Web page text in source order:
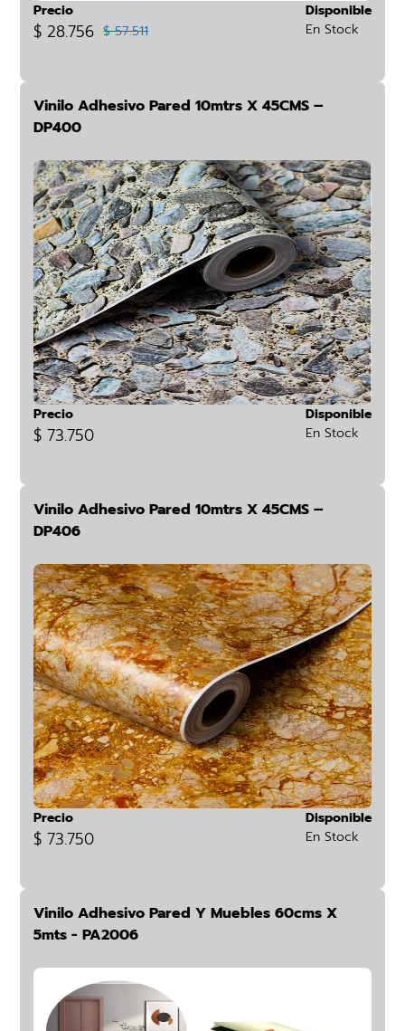
Precio
$ 28.756 $ 57.511
Disponible
En Stock
Vinilo Adhesivo Pared 10mtrs X 45CMS –
DP400
Precio
$ 73.750
Disponible
En Stock
Vinilo Adhesivo Pared 10mtrs X 45CMS –
DP406
Precio
$ 73.750
Disponible
En Stock
Vinilo Adhesivo Pared Y Muebles 60cms X
5mts - PA2006